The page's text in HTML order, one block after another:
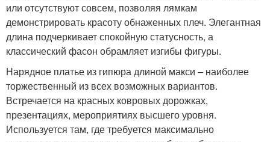
или отсутствуют совсем, позволяя лямкам
демонстрировать красоту обнаженных плеч. Элегантная
длина подчеркивает спокойную статусность, а
классический фасон обрамляет изгибы фигуры.
Нарядное платье из гипюра длиной макси – наиболее
торжественный из всех возможных вариантов.
Встречается на красных ковровых дорожках,
презентациях, мероприятиях высшего уровня.
Используется там, где требуется максимально